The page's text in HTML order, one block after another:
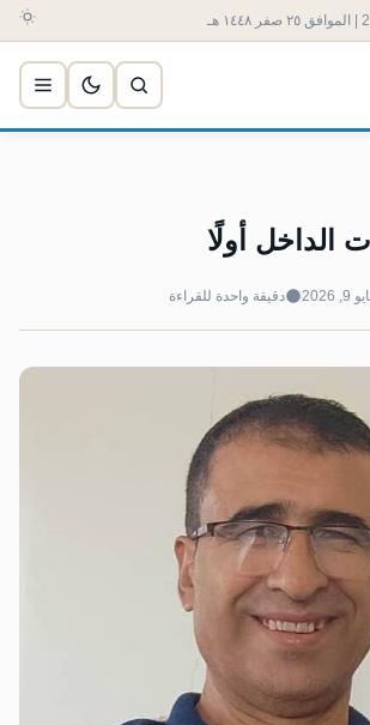
الداخل أولًا
2026 دقيقة واحدة للقراءة